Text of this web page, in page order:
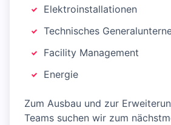
Elektroinstallationen
Technisches
Facility Management
Energie
Zum Ausbau und zur
Teams suchen wir zum